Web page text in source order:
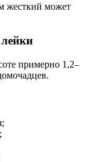
жесткий может
примерно 1,2–